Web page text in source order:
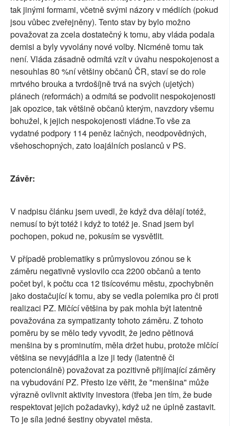
tak jinými formami, včetně svými názory v médiích (pokud
jsou vůbec zveřejněny). Tento stav by bylo možno
považovat za zcela dostatečný k tomu, aby vláda podala
demisi a byly vyvolány nové volby. Nicméně tomu tak
není. Vláda zásadně odmítá vzít v úvahu nespokojenost a
nesouhlas 80 %ní většiny občanů ČR, staví se do role
mrtvého brouka a tvrdošíjně trvá na svých (ujetých)
plánech (reformách) a odmítá se podvolit nespokojenosti
jak opozice, tak většině občanů kterým, navzdory všemu
bohužel, k jejich nespokojenosti vládne.To vše za
vydatné podpory 114 peněz lačných, neodpovědných,
všehoschopných, zato loajálních poslanců v PS.
Závěr:
V nadpisu článku jsem uvedl, že když dva dělají totéž,
nemusí to být totéž i když to totéž je. Snad jsem byl
pochopen, pokud ne, pokusím se vysvětlit.
V případě problematiky s průmyslovou zónou se k
záměru negativně vyslovilo cca 2200 občanů a tento
počet byl, k počtu cca 12 tisícovému městu, zpochybněn
jako dostačující k tomu, aby se vedla polemika pro či proti
realizaci PZ. Mlčící většina by pak mohla být latentně
považována za sympatizanty tohoto záměru. Z tohoto
poměru by se mělo tedy vyvodit, že jedno pětinová
menšina by s prominutím, měla držet hubu, protože mlčící
většina se nevyjádřila a lze ji tedy (latentně či
potencionálně) považovat za pozitivně přijímající záměry
na vybudování PZ. Přesto lze věřit, že "menšina" může
výrazně ovlivnit aktivity investora (třeba jen tím, že bude
respektovat jejich požadavky), když už ne úplně zastavit.
To je síla jedné šestiny obyvatel města.